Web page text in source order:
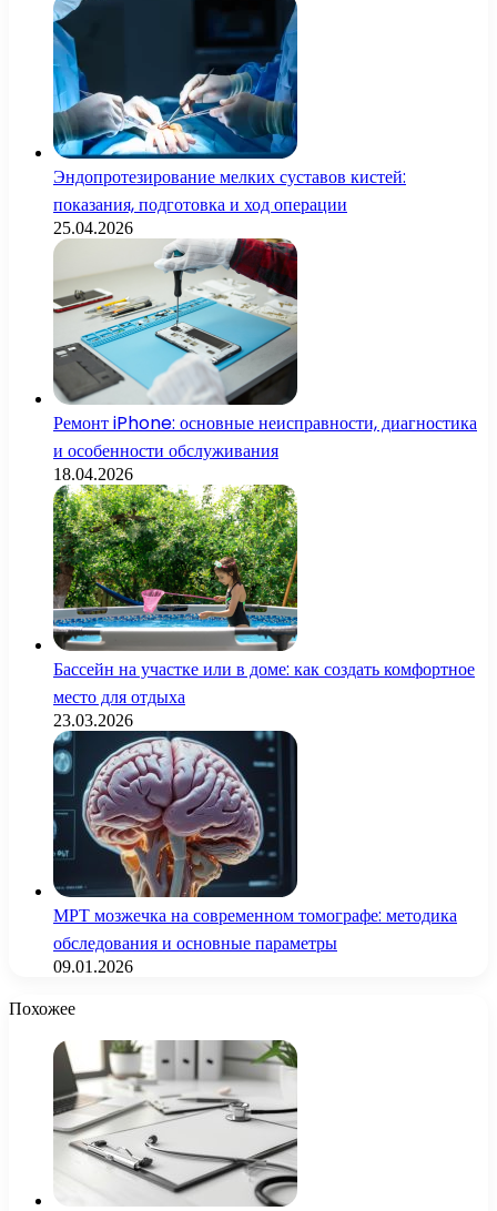
Эндопротезирование мелких суставов кистей:
показания, подготовка и ход операции
25.04.2026
Ремонт iPhone: основные неисправности, диагностика
и особенности обслуживания
18.04.2026
Бассейн на участке или в доме: как создать комфортное
место для отдыха
23.03.2026
МРТ мозжечка на современном томографе: методика
обследования и основные параметры
09.01.2026
Похожее